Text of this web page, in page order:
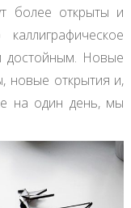
более открыты и
достойным. Новые
новые открытия и,
на один день, мы